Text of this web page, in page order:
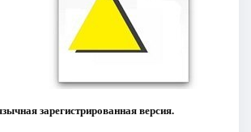
зарегистрированная версия.